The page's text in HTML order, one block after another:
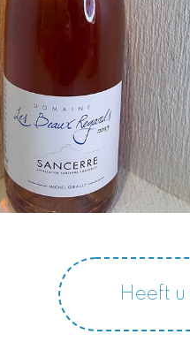
Heeft